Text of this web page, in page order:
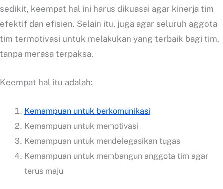
sedikit, keempat hal ini harus dikuasai agar kinerja tim
efektif dan efisien. Selain itu, juga agar seluruh aggota
tim termotivasi untuk melakukan yang terbaik bagi tim,
tanpa merasa terpaksa.
Keempat hal itu adalah:
Kemampuan untuk berkomunikasi
Kemampuan untuk memotivasi
Kemampuan untuk mendelegasikan tugas
Kemampuan untuk membangun anggota tim agar
terus maju